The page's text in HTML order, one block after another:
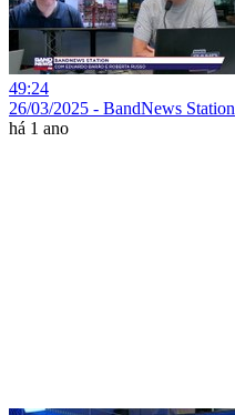
49:24
26/03/2025 - BandNews Station
há 1 ano